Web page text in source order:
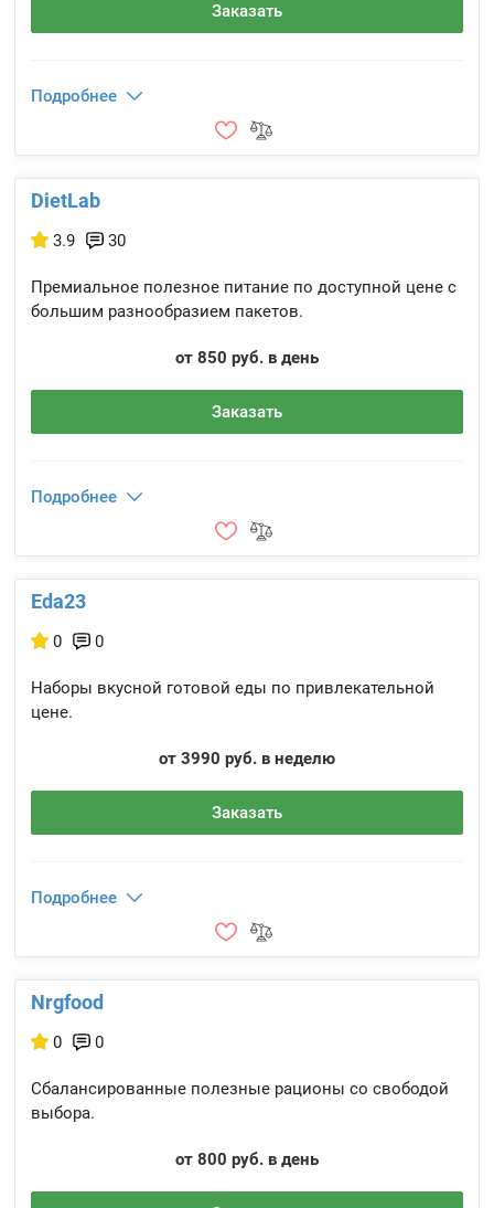
Заказать
Подробнее
DietLab
3.9 30
Премиальное полезное питание по доступной цене с
большим разнообразием пакетов.
от 850 руб. в день
Заказать
Подробнее
Eda23
0 0
Наборы вкусной готовой еды по привлекательной
цене.
от 3990 руб. в неделю
Заказать
Подробнее
Nrgfood
0 0
Сбалансированные полезные рационы со свободой
выбора.
от 800 руб. в день